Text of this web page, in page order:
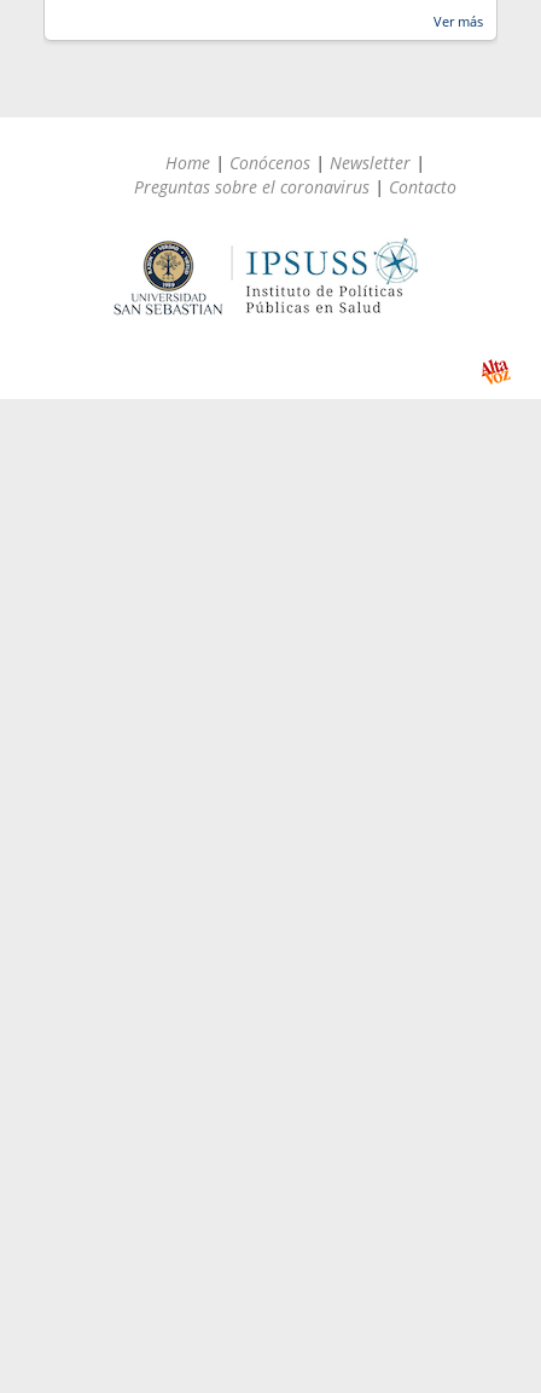
Ver más
Home | Conócenos | Newsletter |
Preguntas sobre el coronavirus | Contacto